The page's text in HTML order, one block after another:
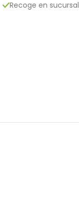
Recoge en sucursal